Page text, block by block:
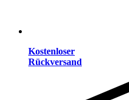
Kostenloser
Rückversand